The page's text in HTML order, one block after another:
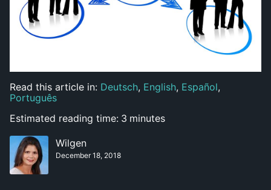
Read this article in: Deutsch, English, Español,
Português
Estimated reading time: 3 minutes
Wilgen
December 18, 2018